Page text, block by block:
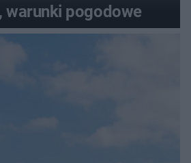
warunki pogodowe